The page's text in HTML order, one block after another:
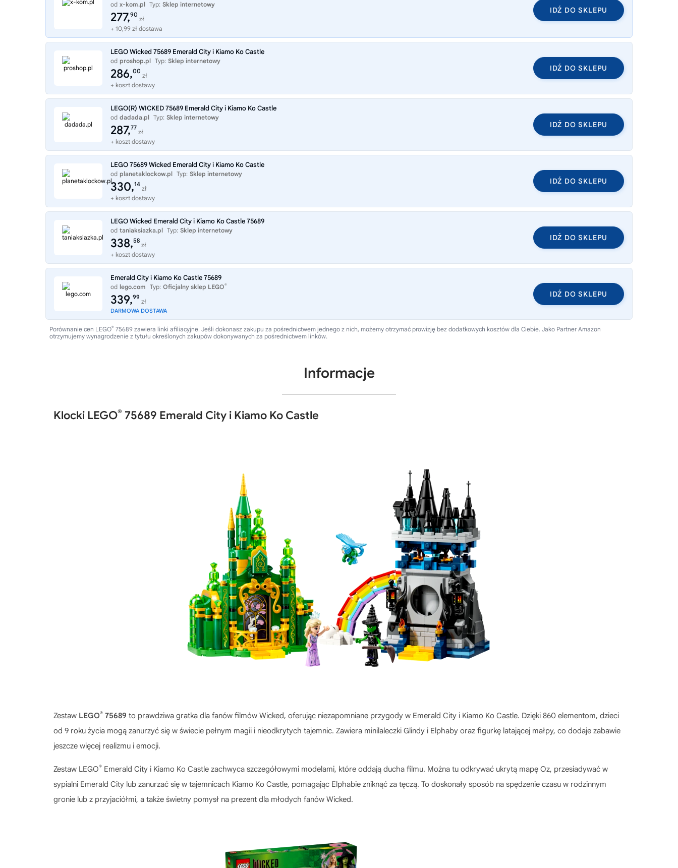
od x-kom.pl Typ: Sklep internetowy
277,90
zł
+ 10,99 zł dostawa
IDŹ DO SKLEPU
LEGO Wicked 75689 Emerald City i Kiamo Ko Castle
od proshop.pl Typ: Sklep internetowy
286,00
zł
+ koszt dostawy
IDŹ DO SKLEPU
LEGO(R) WICKED 75689 Emerald City i Kiamo Ko Castle
od dadada.pl Typ: Sklep internetowy
287,77
zł
+ koszt dostawy
IDŹ DO SKLEPU
LEGO 75689 Wicked Emerald City i Kiamo Ko Castle
od planetaklockow.pl Typ: Sklep internetowy
330,14
zł
+ koszt dostawy
IDŹ DO SKLEPU
LEGO Wicked Emerald City i Kiamo Ko Castle 75689
od taniaksiazka.pl Typ: Sklep internetowy
338,58
zł
+ koszt dostawy
IDŹ DO SKLEPU
Emerald City i Kiamo Ko Castle 75689
od lego.com Typ: Oficjalny sklep LEGO®
339,99
zł
DARMOWA DOSTAWA
IDŹ DO SKLEPU
Porównanie cen LEGO® 75689 zawiera linki afiliacyjne. Jeśli dokonasz zakupu za pośrednictwem jednego z nich, możemy otrzymać prowizję bez dodatkowych kosztów dla Ciebie. Jako Partner Amazon
otrzymujemy wynagrodzenie z tytułu określonych zakupów dokonywanych za pośrednictwem linków.
Informacje
Klocki LEGO® 75689 Emerald City i Kiamo Ko Castle
Zestaw LEGO® 75689 to prawdziwa gratka dla fanów filmów Wicked, oferując niezapomniane przygody w Emerald City i Kiamo Ko Castle. Dzięki 860 elementom, dzieci
od 9 roku życia mogą zanurzyć się w świecie pełnym magii i nieodkrytych tajemnic. Zawiera minilaleczki Glindy i Elphaby oraz figurkę latającej małpy, co dodaje zabawie
jeszcze więcej realizmu i emocji.
Zestaw LEGO® Emerald City i Kiamo Ko Castle zachwyca szczegółowymi modelami, które oddają ducha filmu. Można tu odkrywać ukrytą mapę Oz, przesiadywać w
sypialni Emerald City lub zanurzać się w tajemnicach Kiamo Ko Castle, pomagając Elphabie zniknąć za tęczą. To doskonały sposób na spędzenie czasu w rodzinnym
gronie lub z przyjaciółmi, a także świetny pomysł na prezent dla młodych fanów Wicked.